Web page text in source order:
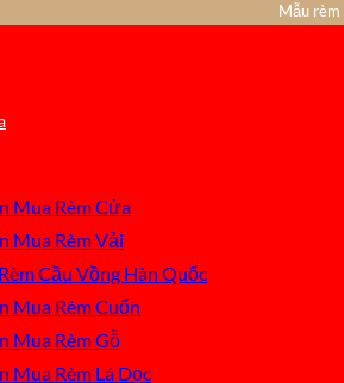
Mẫu rèm
Mua Rèm Cửa
Mua Rèm Vải
Cầu Vồng Hàn Quốc
Mua Rèm Cuốn
Mua Rèm Gỗ
Mua Rèm Lá Dọc